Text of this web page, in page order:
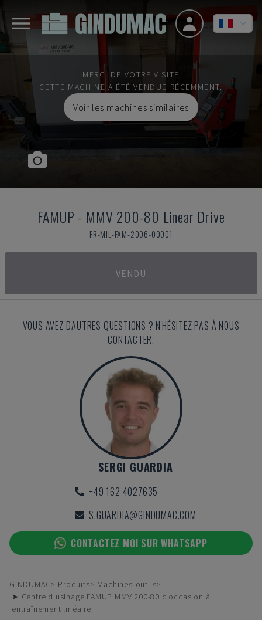
MERCI DE VOTRE VISITE
CETTE MACHINE A ÉTÉ VENDUE RÉCEMMENT.
Voir les machines similaires
FAMUP - MMV 200-80 Linear Drive
FR-MIL-FAM-2006-00001
VENDU
VOUS AVEZ D'AUTRES QUESTIONS ? N'HÉSITEZ PAS À NOUS
CONTACTER.
SERGI GUARDIA
+49 162 4027635
S.GUARDIA@GINDUMAC.COM
CONTACTEZ MOI SUR WHATSAPP
GINDUMAC Produits
Machines-outils
➤ Centre d'usinage FAMUP MMV 200-80 d'occasion à
entraînement linéaire